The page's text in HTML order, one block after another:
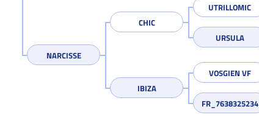
NARCISSE
CHIC
UTRILLOMIC
URSULA
IBIZA
VOSGIEN VF
FR_7638325234